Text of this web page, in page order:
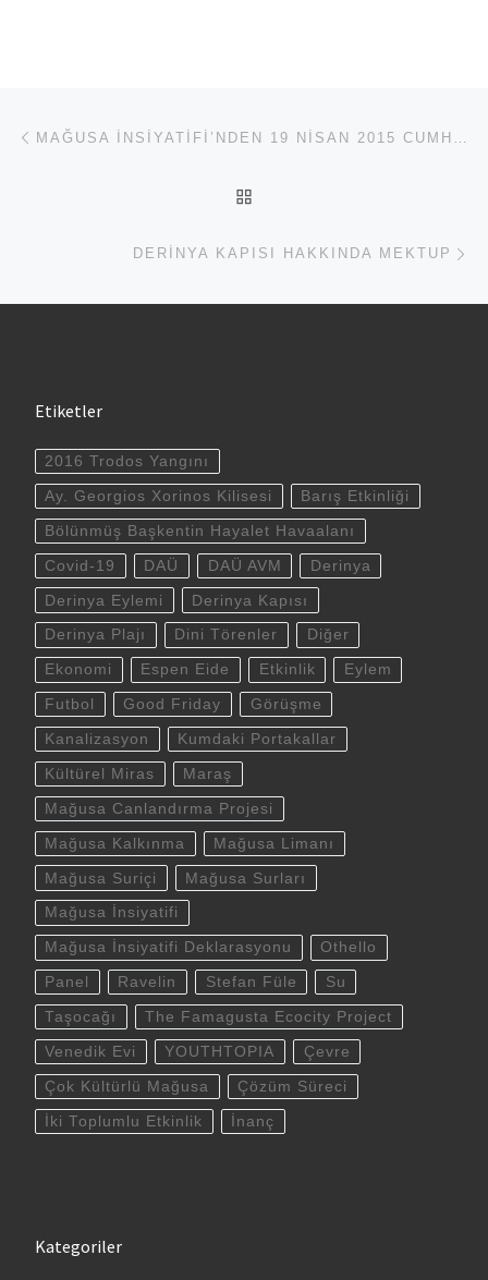
Yazı dolaşımı
DERINYA KAPISI HAKKINDA MEKTUP
Etiketler
2016 Trodos Yangını
Ay. Georgios Xorinos Kilisesi Barış Etkinliği
Bölünmüş Başkentin Hayalet Havaalanı
Covid-19 DAÜ DAÜ AVM Derinya
Derinya Eylemi Derinya Kapısı
Derinya Plajı Dini Törenler Diğer
Ekonomi Espen Eide Etkinlik Eylem
Futbol Good Friday Görüşme
Kanalizasyon Kumdaki Portakallar
Kültürel Miras Maraş
Mağusa Canlandırma Projesi
Mağusa Kalkınma Mağusa Limanı
Mağusa Suriçi Mağusa Surları
Mağusa İnsiyatifi
Mağusa İnsiyatifi Deklarasyonu Othello
Panel Ravelin Stefan Füle Su
Taşocağı The Famagusta Ecocity Project
Venedik Evi YOUTHTOPIA Çevre
Çok Kültürlü Mağusa Çözüm Süreci
İki Toplumlu Etkinlik İnanç
Kategoriler